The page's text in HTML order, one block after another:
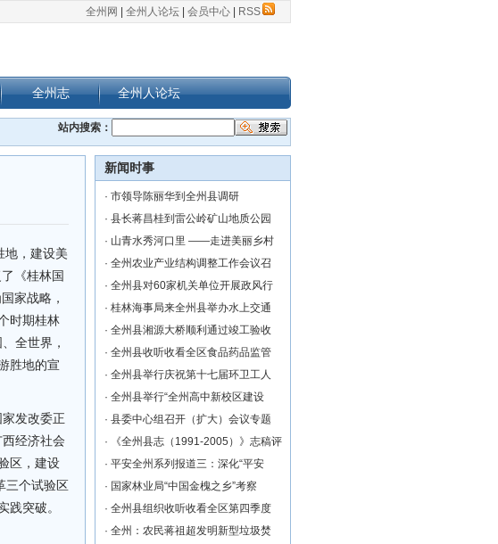
全州网 全州人论坛 会员中心 RSS
全州志 全州人论坛
站内搜索：
地，建设美
《桂林国
家战略，
时期桂林
全世界，
胜地的宣
发改委正
经济社会
区，建设
三个试验区
践突破。
新闻时事
· 市领导陈丽华到全州县调研
· 县长蒋昌桂到雷公岭矿山地质公园
· 山青水秀河口里 ——走进美丽乡村
· 全州农业产业结构调整工作会议召
· 全州县对60家机关单位开展政风行
· 桂林海事局来全州县举办水上交通
· 全州县湘源大桥顺利通过竣工验收
· 全州县收听收看全区食品药品监管
· 全州县举行庆祝第十七届环卫工人
· 全州县举行“全州高中新校区建设
· 县委中心组召开（扩大）会议专题
·
《全州县志（1991-2005）》志稿评
· 平安全州系列报道三：深化“平安
· 国家林业局“中国金槐之乡”考察
· 全州县组织收听收看全区第四季度
· 全州：农民蒋祖超发明新型垃圾焚